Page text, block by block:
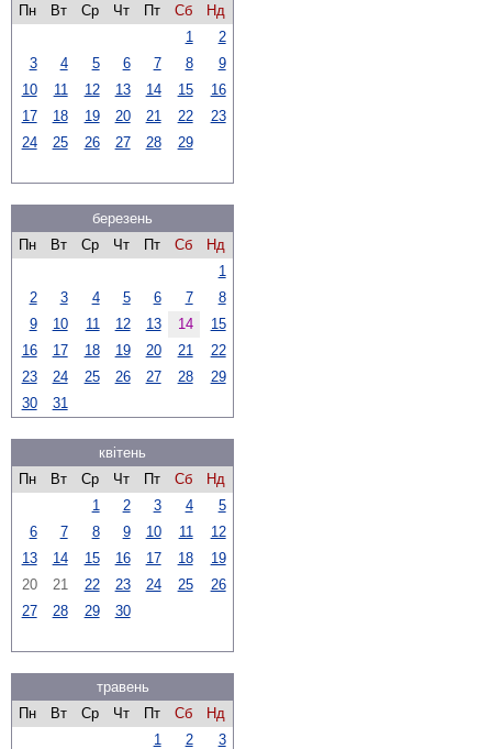
Пн
Вт Ср Чт Пт Сб
Нд
1
2
3
4 5 6 7 8
9
10
11 12 13 14 15
16
17
18 19 20 21 22
23
24
25 26 27 28 29
березень
Пн
Вт Ср Чт Пт Сб
Нд
1
2
3 4 5 6 7
8
9
10 11 12 13 14
15
16
17 18 19 20 21
22
23
24 25 26 27 28
29
30
31
квітень
Пн
Вт Ср Чт Пт Сб
Нд
1
2 3 4
5
6
7 8 9 10 11
12
13
14 15 16 17 18
19
20
21 22 23 24 25
26
27
28 29 30
травень
Пн
Вт Ср Чт Пт Сб
Нд
1
2
3